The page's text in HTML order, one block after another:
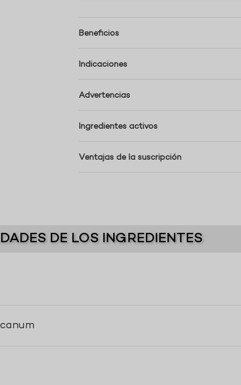
Beneficios
Indicaciones
Advertencias
Ingredientes activos
Ventajas de la suscripción
DE LOS INGREDIENTES